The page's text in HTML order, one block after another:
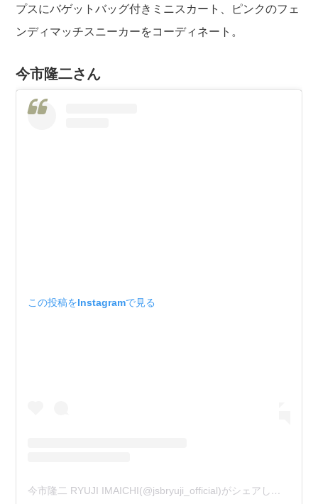
プスにバゲットバッグ付きミニスカート、ピンクのフェ
ンディマッチスニーカーをコーディネート。
今市隆二さん
この投稿をInstagramで見る
今市隆二 RYUJI IMAICHI(@jsbryuji_official)がシェアした投稿